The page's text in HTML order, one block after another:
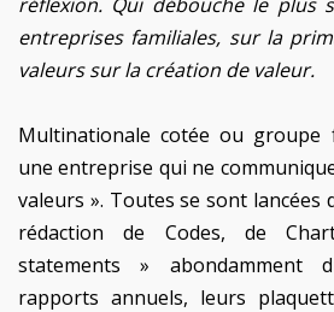
entreprises familiales, sur la
valeurs sur la création de valeur.
Multinationale cotée ou groupe
une entreprise qui ne
valeurs ». Toutes se sont lancées
rédaction de Codes, de
statements » abondamment
rapports annuels, leurs